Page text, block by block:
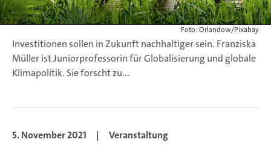
Foto: Orlandow/Pixabay
Investitionen sollen in Zukunft nachhaltiger sein. Franziska
Müller ist Juniorprofessorin für Globalisierung und globale
Klimapolitik. Sie forscht zu...
5. November 2021 | Veranstaltung